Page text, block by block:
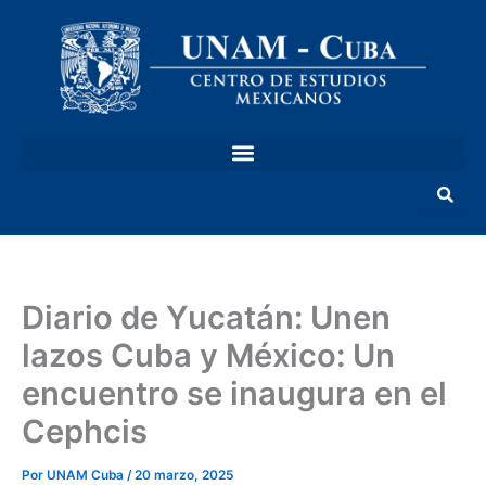
contenido
Diario de Yucatán: Unen
lazos Cuba y México: Un
encuentro se inaugura en el
Cephcis
Por UNAM Cuba /20 marzo, 2025